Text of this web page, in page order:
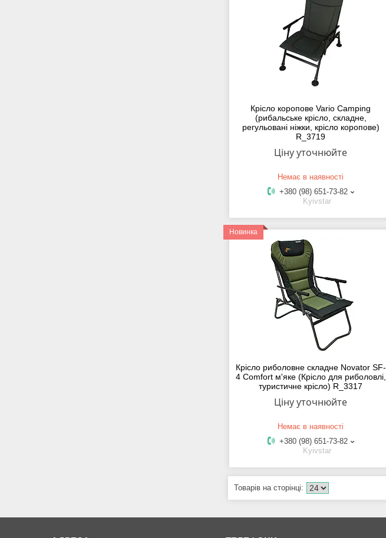
Крісло коропове Vario Camping
(рибальське крісло, складне,
регульовані ніжки, крісло коропове)
R_3719
Ціну уточнюйте
Немає в наявності
+380 (98) 651-73-82
Kyivstar
Новинка
Крісло риболовне складне Novator SF-
4 Comfort м'яке (Крісло для риболовлі,
туристичне крісло) R_3317
Ціну уточнюйте
Немає в наявності
+380 (98) 651-73-82
Kyivstar